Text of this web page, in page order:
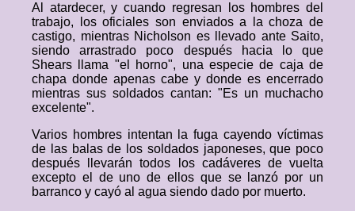
Al atardecer, y cuando regresan los hombres del
trabajo, los oficiales son enviados a la choza de
castigo, mientras Nicholson es llevado ante Saito,
siendo arrastrado poco después hacia lo que
Shears llama "el horno", una especie de caja de
chapa donde apenas cabe y donde es encerrado
mientras sus soldados cantan: "Es un muchacho
excelente".
Varios hombres intentan la fuga cayendo víctimas
de las balas de los soldados japoneses, que poco
después llevarán todos los cadáveres de vuelta
excepto el de uno de ellos que se lanzó por un
barranco y cayó al agua siendo dado por muerto.